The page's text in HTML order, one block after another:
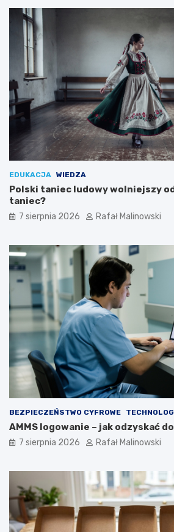
EDUKACJA WIEDZA
Polski taniec ludowy wolniejszy
taniec?
7 sierpnia 2026 Rafał Malinowski
BEZPIECZEŃSTWO CYFROWE
AMMS logowanie – jak odzyskać
7 sierpnia 2026 Rafał Malinowski